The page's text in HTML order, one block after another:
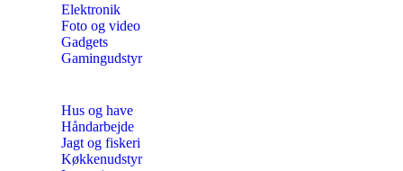
Elektronik
Foto og video
Gadgets
Gamingudstyr
Hus og have
Håndarbejde
Jagt og fiskeri
Køkkenudstyr